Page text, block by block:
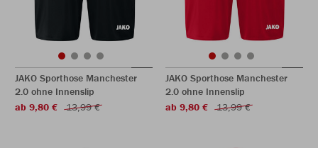
JAKO Sporthose Manchester
2.0 ohne Innenslip
ab 9,80 €
13,99 €
JAKO Sporthose Manchester
2.0 ohne Innenslip
ab 9,80 €
13,99 €